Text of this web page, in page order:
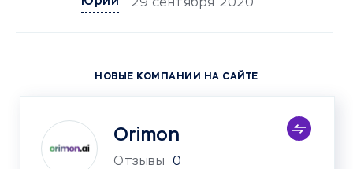
29 сентября 2020
НОВЫЕ КОМПАНИИ НА САЙТЕ
Orimon
Отзывы 0